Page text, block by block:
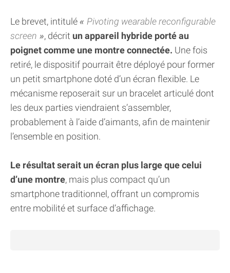
Le brevet, intitulé
Pivoting wearable reconfigurable
screen
, décrit un appareil hybride porté au
poignet comme une montre connectée. Une fois
retiré, le dispositif pourrait être déployé pour former
un petit smartphone doté d’un écran flexible. Le
mécanisme reposerait sur un bracelet articulé dont
les deux parties viendraient s’assembler,
probablement à l’aide d’aimants, afin de maintenir
l’ensemble en position.
Le résultat serait un écran plus large que celui
d’une montre, mais plus compact qu’un
smartphone traditionnel, offrant un compromis
entre mobilité et surface d’affichage.